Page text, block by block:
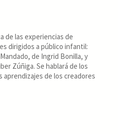
de las experiencias de
dirigidos a público infantil:
de Ingrid Bonilla, y
Zúñiga. Se hablará de los
de los creadores